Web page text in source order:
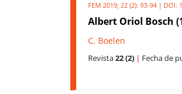
FEM 2019; 22 (2): 93-94 | DOI:
Albert Oriol Bosch
C. Boelen
Revista22 (2) | Fecha de